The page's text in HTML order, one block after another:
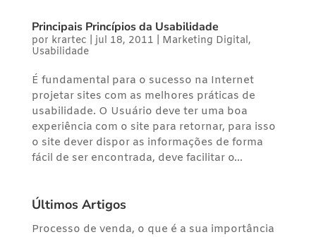
Principais Princípios da Usabilidade
por krartec |jul 18, 2011 Marketing Digital,
Usabilidade
É fundamental para o sucesso na Internet
projetar sites com as melhores práticas de
usabilidade. O Usuário deve ter uma boa
experiência com o site para retornar, para isso
o site dever dispor as informações de forma
fácil de ser encontrada, deve facilitar o...
Últimos Artigos
Processo de venda, o que é a sua importância